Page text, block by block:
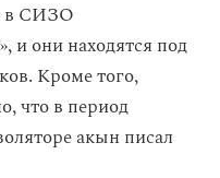
в СИЗО
и они находятся под
Кроме того,
что в период
акын писал